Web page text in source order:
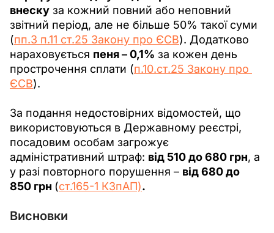
внеску за кожний повний або неповний
звітний період, але не більше 50% такої суми
(пп.3 п.11 ст.25 Закону про ЄСВ). Додатково
нараховується пеня – 0,1% за кожен день
прострочення сплати (п.10.ст.25 Закону про
ЄСВ).
За подання недостовірних відомостей, що
використовуються в Державному реєстрі,
посадовим особам загрожує
адміністративний штраф: від 510 до 680 грн, а
у разі повторного порушення – від 680 до
850 грн (ст.165-1 КЗпАП).
Висновки